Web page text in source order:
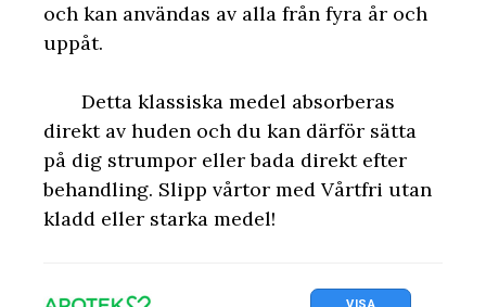
och kan användas av alla från fyra år och
uppåt.
Detta klassiska medel absorberas
direkt av huden och du kan därför sätta
på dig strumpor eller bada direkt efter
behandling. Slipp vårtor med Vårtfri utan
kladd eller starka medel!